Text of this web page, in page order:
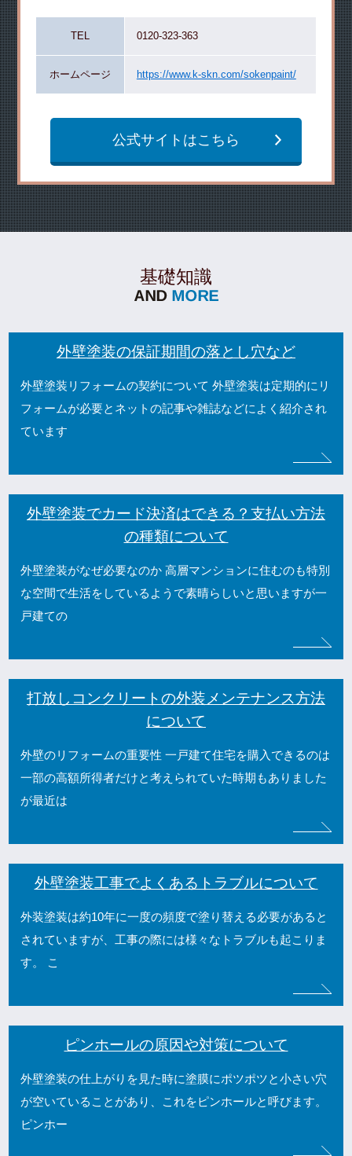
TEL 0120-323-363
ホームページ https://www.k-skn.com/sokenpaint/
公式サイトはこちら
基礎知識
外壁塗装の保証期間の落とし穴など
外壁塗装リフォームの契約について 外壁塗装は定期的にリ
フォームが必要とネットの記事や雑誌などによく紹介され
ています
外壁塗装でカード決済はできる？支払い方法
の種類について
外壁塗装がなぜ必要なのか 高層マンションに住むのも特別
な空間で生活をしているようで素晴らしいと思いますが一
戸建ての
打放しコンクリートの外装メンテナンス方法
について
外壁のリフォームの重要性 一戸建て住宅を購入できるのは
一部の高額所得者だけと考えられていた時期もありました
が最近は
外壁塗装工事でよくあるトラブルについて
外装塗装は約10年に一度の頻度で塗り替える必要があると
されていますが、工事の際には様々なトラブルも起こりま
す。 こ
ピンホールの原因や対策について
外壁塗装の仕上がりを見た時に塗膜にポツポツと小さい穴
が空いていることがあり、これをピンホールと呼びます。
ピンホー